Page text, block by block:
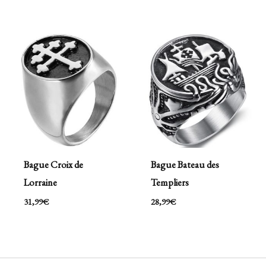
Bague Croix de
Lorraine
31,99€
Bague Bateau des
Templiers
28,99€